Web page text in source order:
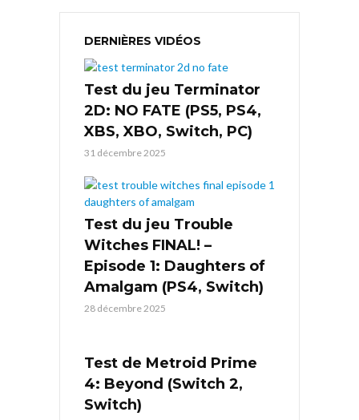
DERNIÈRES VIDÉOS
Test du jeu Terminator
2D: NO FATE (PS5, PS4,
XBS, XBO, Switch, PC)
31 décembre 2025
Test du jeu Trouble
Witches FINAL! –
Episode 1: Daughters of
Amalgam (PS4, Switch)
28 décembre 2025
Test de Metroid Prime
4: Beyond (Switch 2,
Switch)